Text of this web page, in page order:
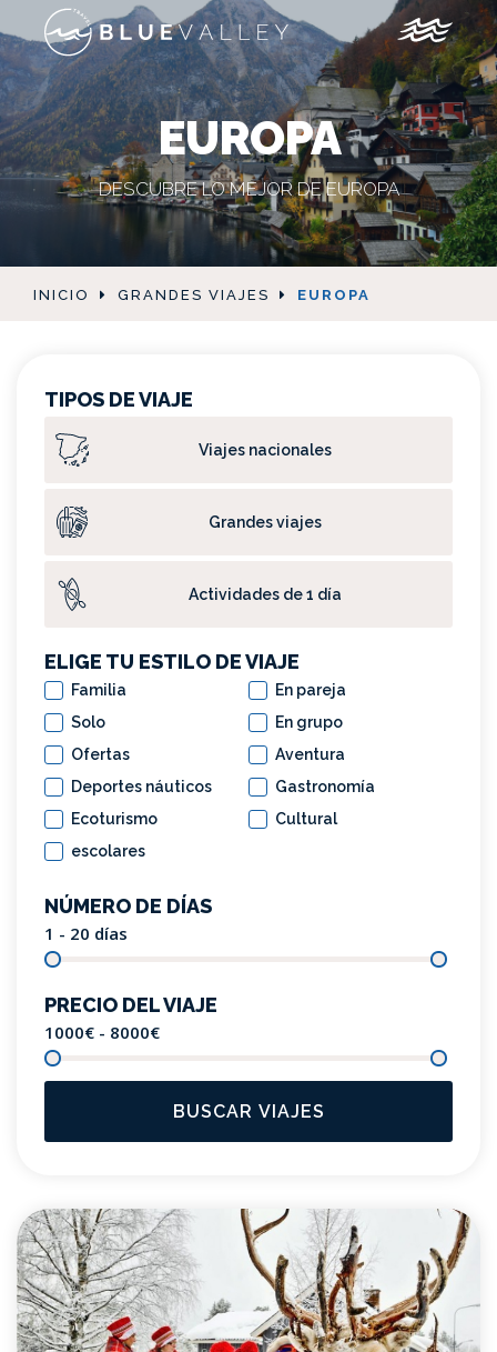
EUROPA
DESCUBRE LO MEJOR DE EUROPA
INICIO GRANDES VIAJES EUROPA
TIPOS DE VIAJE
Viajes nacionales
Grandes viajes
Actividades de 1 día
ELIGE TU ESTILO DE VIAJE
Familia
En pareja
Solo
En grupo
Ofertas
Aventura
Deportes náuticos
Gastronomía
Ecoturismo
Cultural
escolares
NÚMERO DE DÍAS
1 - 20 días
PRECIO DEL VIAJE
1000€ - 8000€
BUSCAR VIAJES